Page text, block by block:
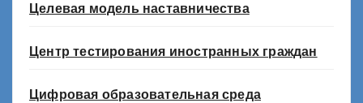
Целевая модель наставничества
Центр тестирования иностранных граждан
Цифровая образовательная среда